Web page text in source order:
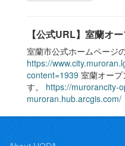
【公式URL】室蘭オ
室蘭市公式ホームページ
https://
content=1939 室蘭オー
す。 https://murorancity-
muroran.hub.arcgis.com/